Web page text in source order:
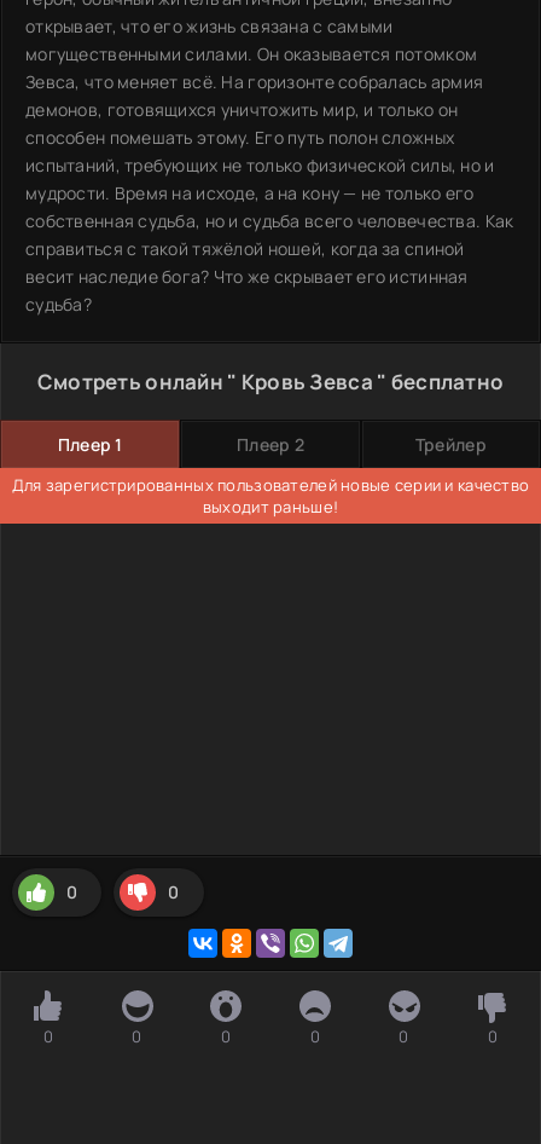
открывает, что его жизнь связана с самыми
могущественными силами. Он оказывается потомком
Зевса, что меняет всё. На горизонте собралась армия
демонов, готовящихся уничтожить мир, и только он
способен помешать этому. Его путь полон сложных
испытаний, требующих не только физической силы, но и
мудрости. Время на исходе, а на кону — не только его
собственная судьба, но и судьба всего человечества. Как
справиться с такой тяжёлой ношей, когда за спиной
весит наследие бога? Что же скрывает его истинная
судьба?
Смотреть онлайн " Кровь Зевса " бесплатно
Плеер 1 Плеер 2 Трейлер
Для зарегистрированных пользователей новые серии и качество
выходит раньше!
0 0
0 0 0 0 0 0